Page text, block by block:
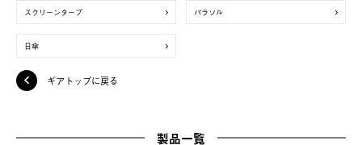
スクリーンタープ パラソル
日傘
ギアトップに戻る
製品一覧